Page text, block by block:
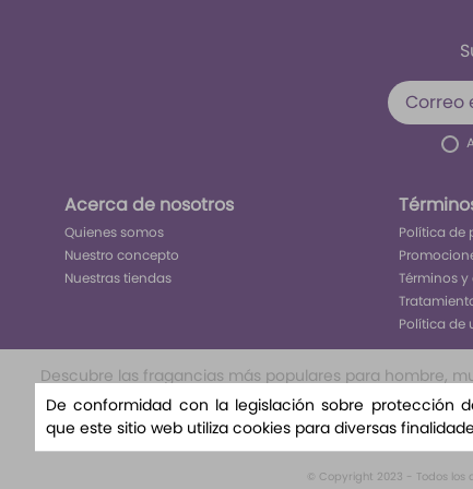
Acerca de nosotros
Quienes somos
Nuestro concepto
Nuestras tiendas
Política de
Términos
Política de
Descubre las fragancias más populares para hombre,
nuestra selección exclusiva te llevará a un viaje
nuestra variedad de aromas florales,
© Copyright 2023 - Todos los
De conformidad con la legislación sobre protección
que este sitio web utiliza cookies para diversas